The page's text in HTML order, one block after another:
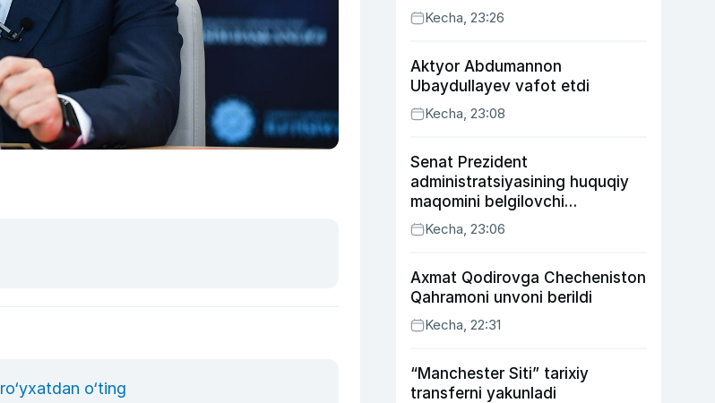
ro‘yxatdan o‘ting
uyda g‘alaba qozondi
Kecha, 23:26
Aktyor Abdu­mannon
Ubaydullayev vafot etdi
Kecha, 23:08
Senat Prezident
administratsiyasining huquqiy
maqomini belgilovchi
konstitutsiyaviy qonunni
ma’qulladi
Kecha, 23:06
Axmat Qodirovga Checheniston
Qahramoni unvoni berildi
Kecha, 22:31
“Manchester Siti” tarixiy
transferni yakunladi